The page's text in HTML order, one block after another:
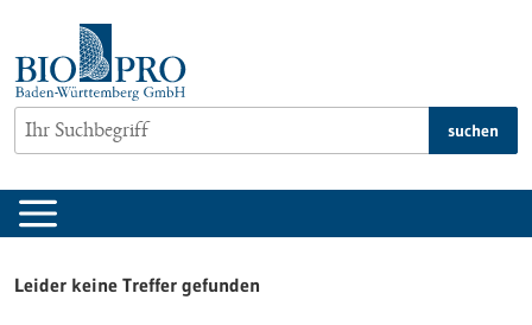
springen
suchen
Leider keine Treffer gefunden